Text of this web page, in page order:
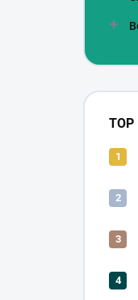
TOP